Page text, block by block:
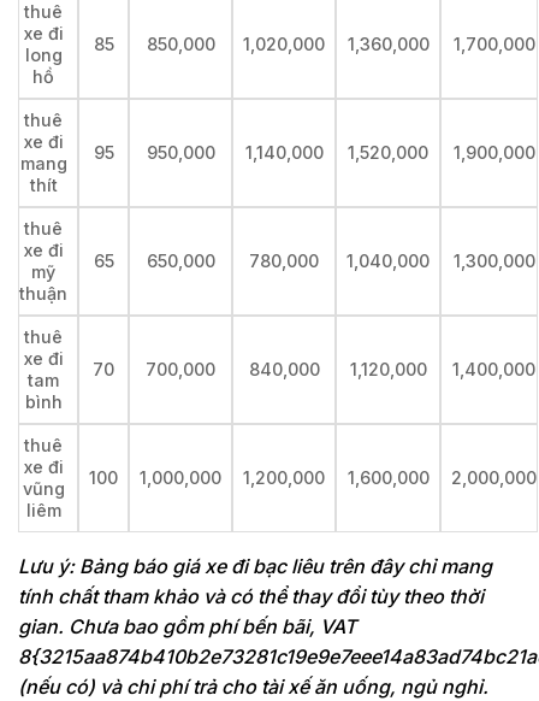
thuê
xe đi
long
hồ
85 850,000 1,020,000 1,360,000 1,700,000
thuê
xe đi
mang
thít
95 950,000 1,140,000 1,520,000 1,900,000
thuê
xe đi
mỹ
thuận
65 650,000 780,000 1,040,000 1,300,000
thuê
xe đi
tam
bình
70 700,000 840,000 1,120,000 1,400,000
thuê
xe đi
vũng
liêm
100 1,000,000 1,200,000 1,600,000 2,000,000
Lưu ý: Bảng báo giá xe đi bạc liêu trên đây chỉ mang
tính chất tham khảo và có thể thay đổi tùy theo thời
gian. Chưa bao gồm phí bến bãi, VAT
(nếu có) và chi phí trả cho tài xế ăn uống, ngủ nghỉ.